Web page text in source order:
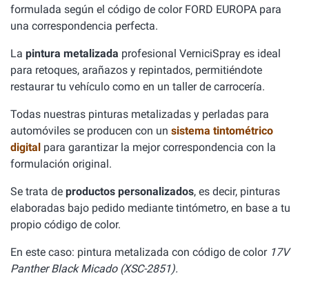
formulada según el código de color FORD EUROPA para
una correspondencia perfecta.
La pintura metalizada profesional VerniciSpray es ideal
para retoques, arañazos y repintados, permitiéndote
restaurar tu vehículo como en un taller de carrocería.
Todas nuestras pinturas metalizadas y perladas para
automóviles se producen con un sistema tintométrico
digital para garantizar la mejor correspondencia con la
formulación original.
Se trata de productos personalizados, es decir, pinturas
elaboradas bajo pedido mediante tintómetro, en base a tu
propio código de color.
En este caso: pintura metalizada con código de color 17V
Panther Black Micado (XSC-2851).